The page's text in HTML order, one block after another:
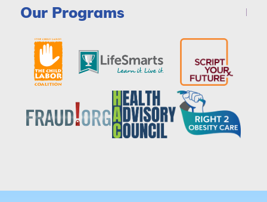
Our Programs